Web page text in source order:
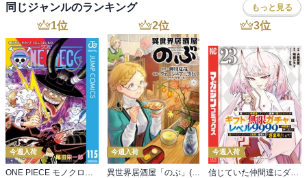
同じジャンルのランキング もっと見る
1位
今週入荷
ONE PIECE モノクロ版 115
2位
今週入荷
異世界居酒屋「のぶ」(22)
3位
今週入荷
信じていた仲間達にダンジョン奥地で殺されかけたがギフト『無限ガチャ』でレベル９９９９の仲間達を手に入れて元パーティーメンバーと世界に復讐＆『ざまぁ！』します！（２３）